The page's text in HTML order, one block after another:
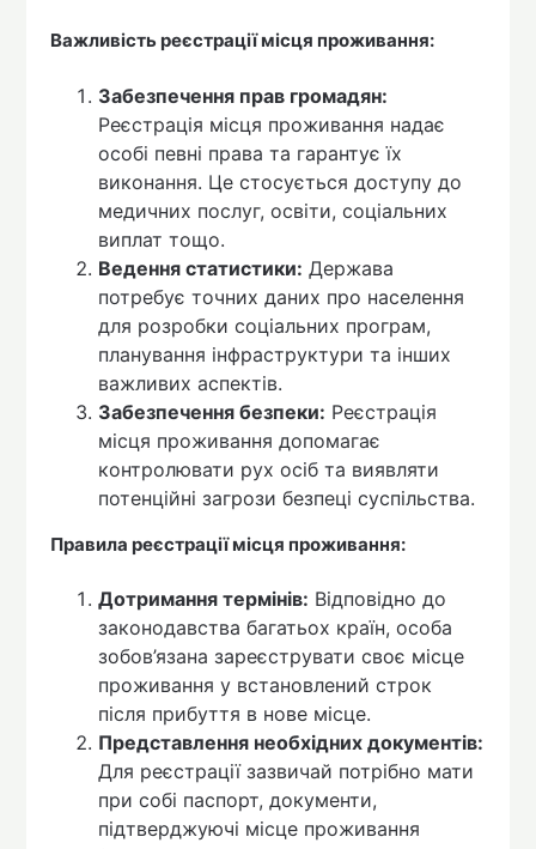
Важливість реєстрації місця проживання:
Забезпечення прав громадян:
Реєстрація місця проживання надає
особі певні права та гарантує їх
виконання. Це стосується доступу до
медичних послуг, освіти, соціальних
виплат тощо.
Ведення статистики: Держава
потребує точних даних про населення
для розробки соціальних програм,
планування інфраструктури та інших
важливих аспектів.
Забезпечення безпеки: Реєстрація
місця проживання допомагає
контролювати рух осіб та виявляти
потенційні загрози безпеці суспільства.
Правила реєстрації місця проживання:
Дотримання термінів: Відповідно до
законодавства багатьох країн, особа
зобов’язана зареєструвати своє місце
проживання у встановлений строк
після прибуття в нове місце.
Представлення необхідних документів:
Для реєстрації зазвичай потрібно мати
при собі паспорт, документи,
підтверджуючі місце проживання